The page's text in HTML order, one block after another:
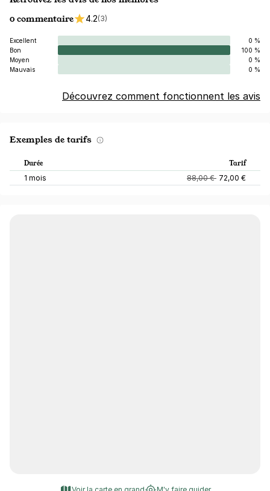
0 commentaire
4.2(3)
Excellent
0 %
Bon
100 %
Moyen
0 %
Mauvais
0 %
Découvrez comment fonctionnent les avis
Exemples de tarifs
Durée Tarif
1 mois 88,00 € 72,00 €